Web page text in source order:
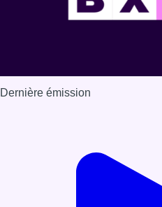
Dernière émission